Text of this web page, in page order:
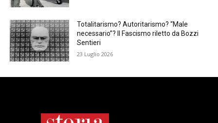
Totalitarismo? Autoritarismo? “Male
necessario”? Il Fascismo riletto da Bozzi
Sentieri
23 Luglio 2026